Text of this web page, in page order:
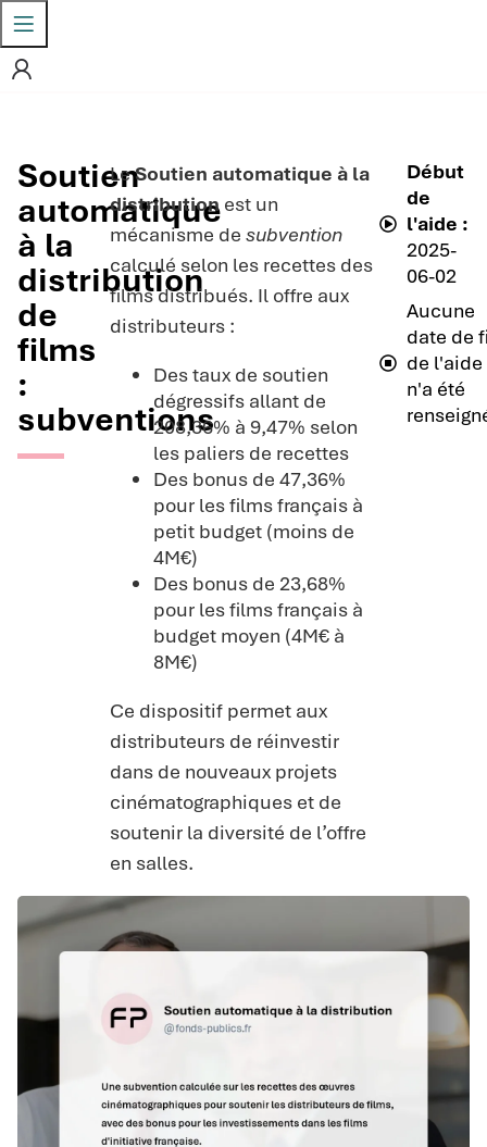
Soutien
automatique
à la
distribution
de
films
:
subventions
LeSoutien automatique à la
distribution est un
mécanisme desubvention
calculé selon les recettes des
films distribués. Il offre aux
distributeurs :
Des taux de soutien
dégressifs allant de
208,36% à 9,47% selon
les paliers de recettes
Des bonus de 47,36%
pour les films français à
petit budget (moins de
4M€)
Des bonus de 23,68%
pour les films français à
budget moyen (4M€ à
8M€)
Ce dispositif permet aux
distributeurs de réinvestir
dans de nouveaux projets
cinématographiques et de
soutenir la diversité de l’offre
en salles.
Début
de
l'aide :
2025-
06-02
Aucune
date de
de l'aide
n'a été